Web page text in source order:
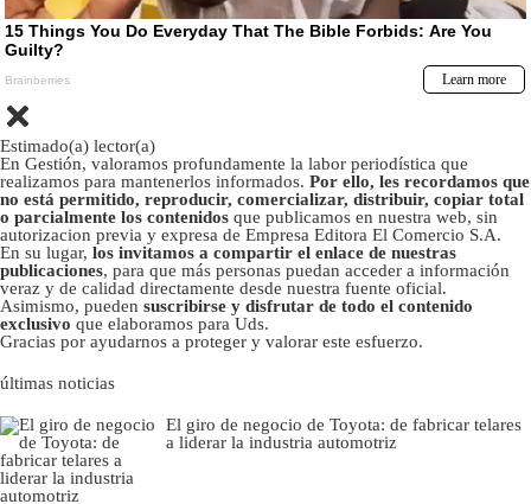
Estimado(a) lector(a)
En Gestión, valoramos profundamente la labor periodística que
realizamos para mantenerlos informados. Por ello, les recordamos que
no está permitido, reproducir, comercializar, distribuir, copiar total
o parcialmente los contenidos que publicamos en nuestra web, sin
autorizacion previa y expresa de Empresa Editora El Comercio S.A.
En su lugar, los invitamos a compartir el enlace de nuestras
publicaciones, para que más personas puedan acceder a información
veraz y de calidad directamente desde nuestra fuente oficial.
Asimismo, pueden suscribirse y disfrutar de todo el contenido
exclusivo que elaboramos para Uds.
Gracias por ayudarnos a proteger y valorar este esfuerzo.
últimas noticias
El giro de negocio de Toyota: de fabricar telares
a liderar la industria automotriz